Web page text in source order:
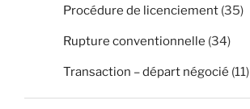
Procédure de licenciement (35)
Rupture conventionnelle (34)
Transaction – départ négocié (11)